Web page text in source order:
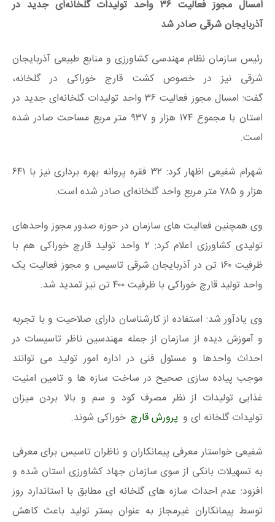
امسال مجوز فعالیت ۳۶ واحد تولیدات گلخانه‌ای جدید در
آذربایجان شرقی صادر شد
رئیس سازمان نظام مهندسی کشاورزی و منابع طبیعی آذربایجان
شرقی نیز در خصوص کشت قارج خوراکی در گلخانه،
گفت: امسال مجوز فعالیت ۳۶ واحد تولیدات گلخانه‌ای جدید در
استان با مجموع ۱۷۴ هزار و ۹۳۷ متر مربع مساحت صادر شده
است.
شهرام شفیعی اظهار کرد: ۳۲ فقره پروانه بهره برداری نیز با ۶۴۱
هزار و ۷۸۵ متر مربع واحد گلخانه‌ای صادر شده است.
وی همچنین فعالیت های سازمان در حوزه صدور مجوز واحدهای
تولیدی کشاورزی اعلام کرد: ۲ واحد تولید قارچ خوراکی هم با
ظرفیت ۱۶۰ تن در آذربایجان شرقی تاسیس و مجوز فعالیت یک
واحد تولید قارچ خوراکی با ظرفیت ۴۰۰ تن نیز تمدید شد.
وی یادآور شد: استفاده از کارشناسان دارای صلاحیت و با تجربه
و آموزش دیده از سازمان از جمله مهندسین ناظر تاسیسات در
احداث واحدها و مسئول فنی در اداره امور تولید می توانند
موجب پیاده سازی صحیح در ساخت سازه ها و تامین امنیت
غذایی تولیدات از نظر مصرف کود و سم و بالا بردن میزان
تولیدات گلخانه ای و پرورش قارچ خوراکی شوند.
شفیعی خواستار معرفی پیمانکاران و ناظران تاسیس برای معرفی
به تسهیلات بانکی از سوی سازمان جهاد کشاورزی استان شده و
افزود: عدم احداث سازه های گلخانه ای مطابق با استاندارد روز
توسط پیمانکاران غیرمجاز به عنوان بستر تولید باعث کاهش